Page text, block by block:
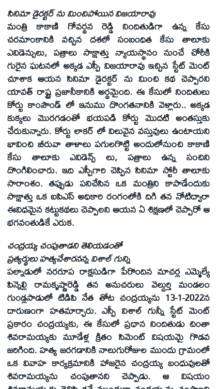
సినిమా డైరక్టర్ ను మించిపోయిన విజయారావు
మంత్రి కాకాణి గోవర్థన రెడ్డి నిందితుడిగా ఉన్న కేసు
చరమాంకానికి వచ్చిన దశలో సంబంధిత కేసు తాలూకు
ఎవిడెన్సులు, పత్రాలు సాక్షాత్తు న్యాయస్థానం నుంచే చోరీకి
గురైన ఘటనలో అక్కడ ఎస్పీ విజయారావు ఇచ్చిన స్టేట్ మెంట్
చూశాక ఆయన సినిమా డైరక్టర్ ను మించి కథ చెప్పారని
యావత్ రాష్ట్ర ప్రజానీకానికి అర్థమైంది. ఈ కేసులో నిందితులు
కోర్టు కాంపౌండ్ లో ఇనుము దొంగతనానికి వెళ్లారు.. అక్కడ
కుక్కలు మొరగడంతో భయపడి కోర్టు మొదటి అంతస్తుకు
చేరుకున్నారు. కోర్టు లాకర్ లో విలువైన వస్తువులు ఉంటాయని
భావించి బీరువా తాళాలు పగులగొట్టి అందులోనుంచి కాకాణి
కేసు తాలూకు ఎవిడెన్స్ లు, పత్రాలు ఉన్న సంచిని
దొంగిలించారు. ఇది ఎస్పీగారి చెప్పిన సినిమా స్టోరీ తాలూకు
సారాంశం. తప్పుడు పనిచేసిన ఒక మంత్రిని కాపాడేందుకు
సాక్షాత్తు ఒక ఐపిఎస్ అధికారి రంగంలోకి దిగి తన నోటిద్వారా
ఈవిధమైన కట్టుకథలు చెప్పాలని ఆయన ఏ శిక్షణలో చెప్పారో ఆ
భగవంతుడికే ఎరుక.
చంద్రయ్య చంపుతాడని తెలియడంతో
ప్రత్యర్థులు హత్యచేశారనన్న విశాల్ గున్ని
పల్నాడులో నరరూప రాక్షసుడిగా పేరొందిన మాచర్ల ఎమ్మెల్యే
పిన్నెల్లి రామకృష్ణారెడ్డి తన అనుచరులు వెల్దుర్తి మండలం
గుండ్లపాడులో టిడిపి నేత తోట చంద్రయ్యను 13-1-2022న
దారుణంగా హతమార్చారు. ఎస్పీ విశాల్ గున్నీ స్టేట్ మెంట్
ప్రకారం చంద్రయ్యకు, ఈ కేసులో ప్రధాన నిందితుడు చింతా
శివరామయ్యకు మూడేళ్ల క్రితం సిమెంట్ విషయమై గొడవ
జరిగింది. హత్య జరగడానికి నాలుగురోజుల ముందు గ్రామంలో
ఒక వివాహ కార్యక్రమానికి హాజరైన చంద్రయ్య బంధువులతో
శివరామయ్యను చంపుతానని చెప్పాడు. ఆ విషయం